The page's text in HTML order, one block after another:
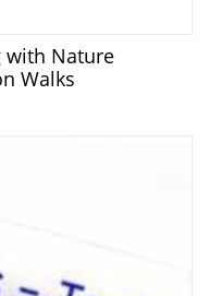
with Nature
Walks